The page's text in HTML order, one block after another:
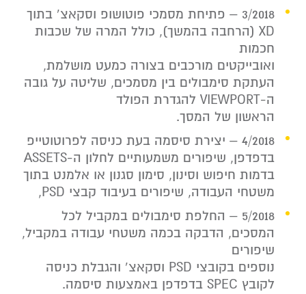
3/2018 – פתיחת מסמכי פוטושופ וסקאצ’ בתוך
XD (הרחבה בהמשך), כולל המרה של שכבות
חכמות
ואובייקטים מורכבים בצורה כמעט מושלמת,
העתקת סימבולים בין מסמכים, שליטה על גובה
ה-VIEWPORT להגדרת הפולד
הראשון של המסך.
4/2018 – יצירת סיסמה בעת כניסה לפרוטוטייפ
בדפדפן, שיפורים משמעותיים לחלון ה-ASSETS
בדמות חיפוש וסינון, סימון סגנון או אלמנט בתוך
משטחי העבודה, שיפורים בעיבוד קבצי PSD,
5/2018 – החלפת סימבולים במקביל לכל
המסכים, הדבקה בכמה משטחי עבודה במקביל,
שיפורים
נוספים בקובצי PSD וסקאצ’ והגבלת כניסה
לקובץ SPEC בדפדפן באמצעות סיסמה.